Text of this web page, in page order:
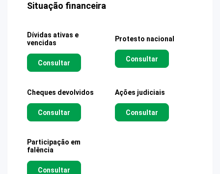
Situação financeira
Dívidas ativas e
vencidas
Consultar
Protesto nacional
Consultar
Cheques devolvidos
Consultar
Ações judiciais
Consultar
Participação em
falência
Consultar